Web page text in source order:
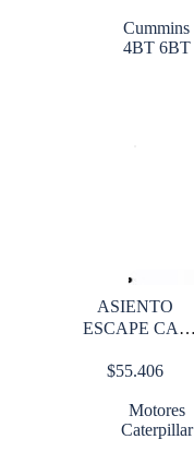
Cummins
4BT 6BT
ASIENTO
ESCAPE CAT
$55.406
Motores
Caterpillar